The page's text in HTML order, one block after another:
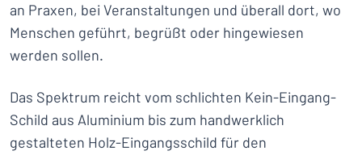
an Praxen, bei Veranstaltungen und überall dort, wo
Menschen geführt, begrüßt oder hingewiesen
werden sollen.
Das Spektrum reicht vom schlichten Kein-Eingang-
Schild aus Aluminium bis zum handwerklich
gestalteten Holz-Eingangsschild für den